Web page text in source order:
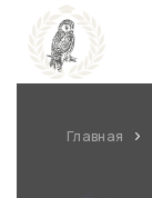
Главная